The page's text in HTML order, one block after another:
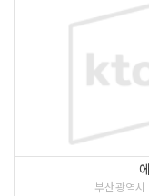
부산광역